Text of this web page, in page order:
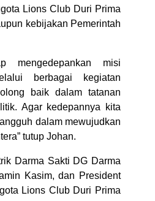
Lions Club Duri Prima
kebijakan Pemerintah
mengedepankan misi
berbagai kegiatan
baik dalam tatanan
Agar kedepannya kita
dalam mewujudkan
tutup Johan.
Darma Sakti DG Darma
Kasim, dan President
Lions Club Duri Prima